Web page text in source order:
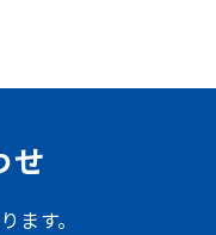
せ
ます。